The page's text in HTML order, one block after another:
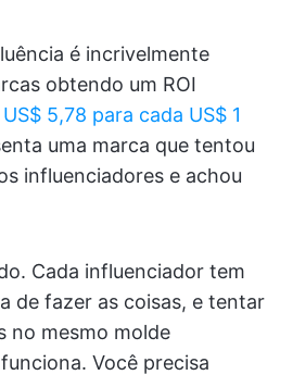
é incrivelmente
obtendo um ROI
US$ 5,78 para cada US$ 1
uma marca que tentou
influenciadores e achou
Cada influenciador tem
de fazer as coisas, e tentar
no mesmo molde
Você precisa